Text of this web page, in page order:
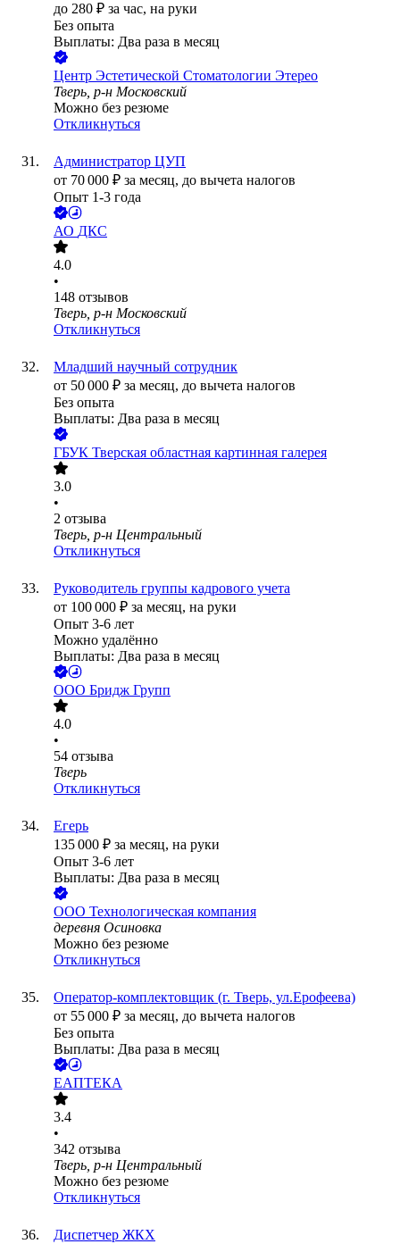
до 280 ₽ за час, на руки
Без опыта
Выплаты: Два раза в месяц
Центр Эстетической Стоматологии Этерео
Тверь, р-н Московский
Можно без резюме
Откликнуться
Администратор ЦУП
от 70 000 ₽ за месяц, до вычета налогов
Опыт 1-3 года
АО ДКС
4.0
•
148 отзывов
Тверь, р-н Московский
Откликнуться
Младший научный сотрудник
от 50 000 ₽ за месяц, до вычета налогов
Без опыта
Выплаты: Два раза в месяц
ГБУК Тверская областная картинная галерея
3.0
•
2 отзыва
Тверь, р-н Центральный
Откликнуться
Руководитель группы кадрового учета
от 100 000 ₽ за месяц, на руки
Опыт 3-6 лет
Можно удалённо
Выплаты: Два раза в месяц
ООО Бридж Групп
4.0
•
54 отзыва
Тверь
Откликнуться
Егерь
135 000 ₽ за месяц, на руки
Опыт 3-6 лет
Выплаты: Два раза в месяц
ООО Технологическая компания
деревня Осиновка
Можно без резюме
Откликнуться
Оператор-комплектовщик (г. Тверь, ул.Ерофеева)
от 55 000 ₽ за месяц, до вычета налогов
Без опыта
Выплаты: Два раза в месяц
ЕАПТЕКА
3.4
•
342 отзыва
Тверь, р-н Центральный
Можно без резюме
Откликнуться
Диспетчер ЖКХ